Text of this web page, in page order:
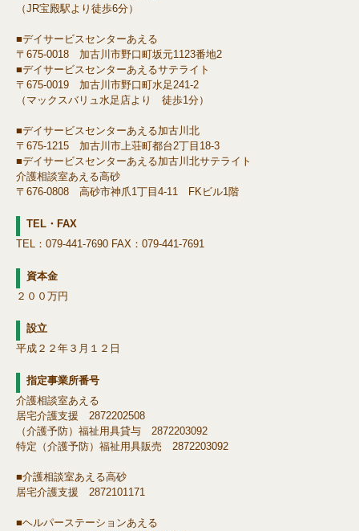
（JR宝殿駅より徒歩6分）
■デイサービスセンターあえる
〒675-0018 加古川市野口町坂元1123番地2
■デイサービスセンターあえるサテライト
〒675-0019 加古川市野口町水足241-2
（マックスバリュ水足店より 徒歩1分）
■デイサービスセンターあえる加古川北
〒675-1215 加古川市上荘町都台2丁目18-3
■デイサービスセンターあえる加古川北サテライト
介護相談室あえる高砂
〒676-0808 高砂市神爪1丁目4-11 FKビル1階
TEL・FAX
TEL：079-441-7690 FAX：079-441-7691
資本金
２００万円
設立
平成２２年３月１２日
指定事業所番号
介護相談室あえる
居宅介護支援 2872202508
（介護予防）福祉用具貸与 2872203092
特定（介護予防）福祉用具販売 2872203092
■介護相談室あえる高砂
居宅介護支援 2872101171
■ヘルパーステーションあえる